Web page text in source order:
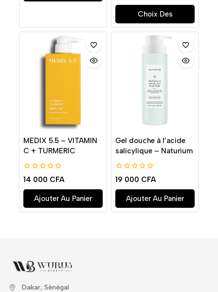
Choix Des
Options
MEDIX 5.5 – VITAMIN
C + TURMERIC
0
de
5
14 000 CFA
Ajouter Au Panier
Gel douche à l’acide
salicylique – Naturium
0
de
5
19 000 CFA
Ajouter Au Panier
Dakar, Sénégal